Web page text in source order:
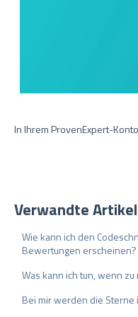
In Ihrem ProvenExpert-
Verwandte Artikel
Wie kann ich den
Bewertungen erscheinen?
Was kann ich tun, wenn
Bei mir werden die